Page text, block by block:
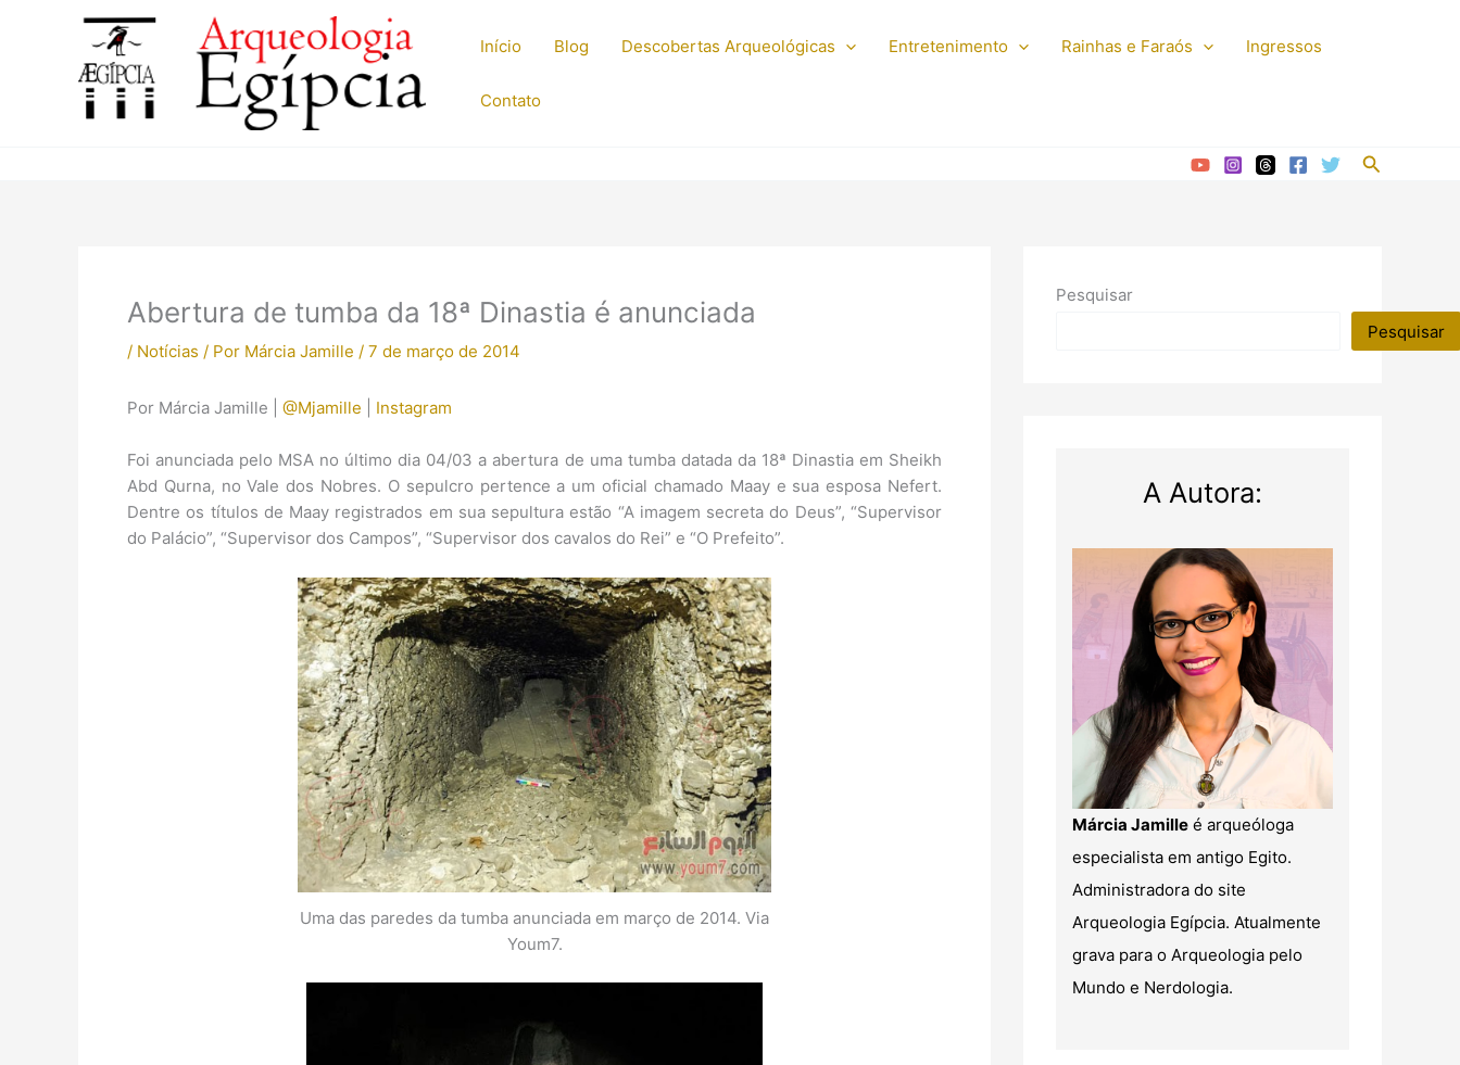
Início Blog Descobertas Arqueológicas Entretenimento Rainhas e Faraós Ingressos
Contato
Pesquisar
Abertura de tumba da 18ª Dinastia é anunciada
/ Notícias / Por Márcia Jamille / 7 de março de 2014
Por Márcia Jamille | @Mjamille Instagram
Foi anunciada pelo MSA no último dia 04/03 a abertura de uma tumba datada da 18ª Dinastia em Sheikh
Abd Qurna, no Vale dos Nobres. O sepulcro pertence a um oficial chamado Maay e sua esposa Nefert.
Dentre os títulos de Maay registrados em sua sepultura estão “A imagem secreta do Deus”, “Supervisor
do Palácio”, “Supervisor dos Campos”, “Supervisor dos cavalos do Rei” e “O Prefeito”.
Uma das paredes da tumba anunciada em março de 2014. Via
Youm7.
Pesquisar
Pesquisar
A Autora:
Márcia Jamille é arqueóloga
especialista em antigo Egito.
Administradora do site
Arqueologia Egípcia. Atualmente
grava para o Arqueologia pelo
Mundo e Nerdologia.